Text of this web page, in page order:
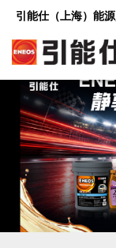
引能仕（上海）能